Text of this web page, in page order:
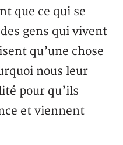
que ce qui se
gens qui vivent
qu’une chose
nous leur
pour qu’ils
et viennent